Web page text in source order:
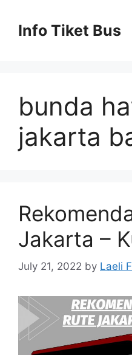
contentInfo Tiket Bus
bunda
jakarta
Jakarta –
July 21, 2022 by Laeli